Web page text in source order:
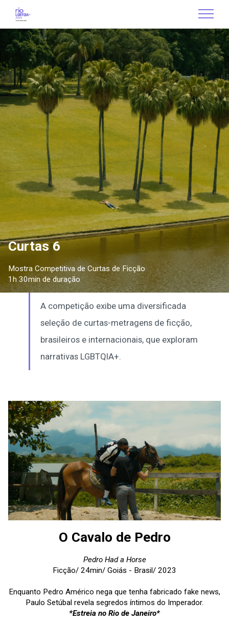
Curtas 6
Mostra Competitiva de Curtas de Ficção
1h 30min de duração
A competição exibe uma diversificada
seleção de curtas-metragens de ficção,
brasileiros e internacionais, que exploram
narrativas LGBTQIA+.
O Cavalo de Pedro
Pedro Had a Horse
Ficção/ 24min/ Goiás - Brasil/ 2023
Enquanto Pedro Américo nega que tenha fabricado fake news,
Paulo Setúbal revela segredos íntimos do Imperador.
*Estreia no Rio de Janeiro*